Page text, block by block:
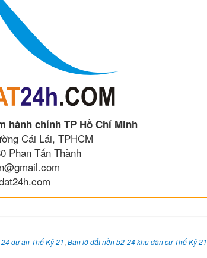
hành chính TP Hồ Chí Minh
Cái Lái, TPHCM
Phan Tấn Thành
dự án Thế Kỷ 21, Bán lô đất nền b2-24 khu dân cư Thế Kỷ 21